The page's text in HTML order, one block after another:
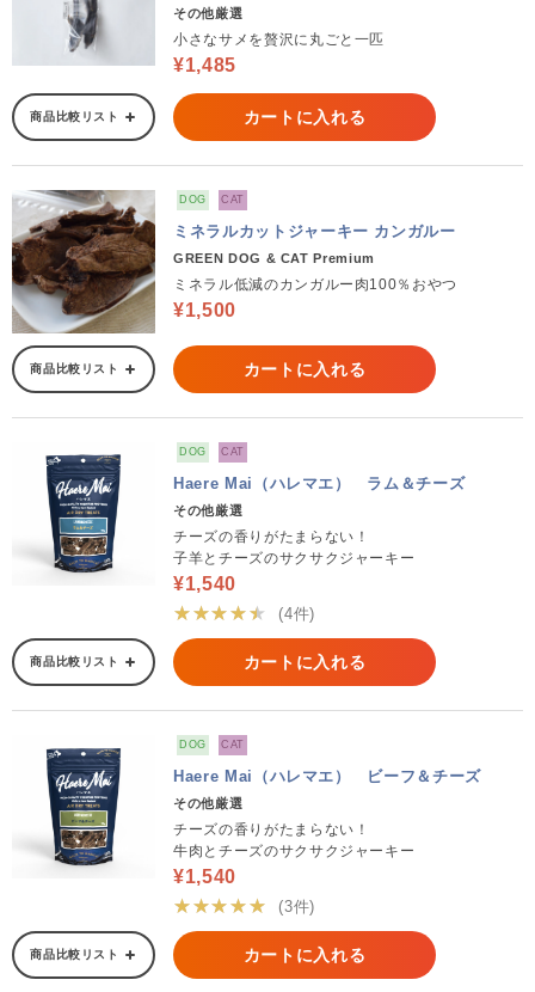
その他厳選
小さなサメを贅沢に丸ごと一匹
¥1,485
商品比較リスト カートに入れる
DOG CAT
ミネラルカットジャーキー カンガルー
GREEN DOG & CAT Premium
ミネラル低減のカンガルー肉100％おやつ
¥1,500
商品比較リスト カートに入れる
DOG CAT
Haere Mai（ハレマエ） ラム＆チーズ
その他厳選
チーズの香りがたまらない！
子羊とチーズのサクサクジャーキー
¥1,540
★★★★★
(4件)
商品比較リスト カートに入れる
DOG CAT
Haere Mai（ハレマエ） ビーフ＆チーズ
その他厳選
チーズの香りがたまらない！
牛肉とチーズのサクサクジャーキー
¥1,540
★★★★★
(3件)
商品比較リスト カートに入れる